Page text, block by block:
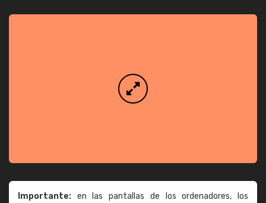
Importante: en las pantallas de los ordenadores, los